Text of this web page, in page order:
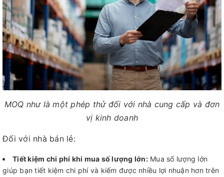
MOQ như là một phép thử đối với nhà cung cấp và đơn
vị kinh doanh
Đối với nhà bán lẻ:
Tiết kiệm chi phí khi mua số lượng lớn:Mua số lượng lớn
giúp bạn tiết kiệm chi phí và kiếm được nhiều lợi nhuận hơn trên